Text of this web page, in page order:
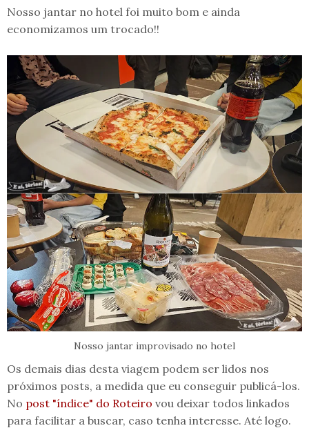
Nosso jantar no hotel foi muito bom e ainda
economizamos um trocado!!
Nosso jantar improvisado no hotel
Os demais dias desta viagem podem ser lidos nos
próximos posts, a medida que eu conseguir publicá-los.
No post "índice" do Roteiro vou deixar todos linkados
para facilitar a buscar, caso tenha interesse. Até logo.